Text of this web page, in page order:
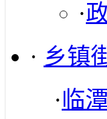
·
· 乡镇
·临